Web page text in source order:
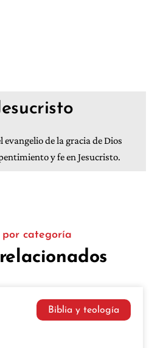
de la gracia de Dios
y fe en Jesucristo.
categoría
Biblia y teología